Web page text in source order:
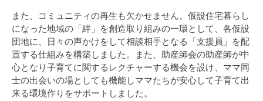
また、コミュニティの再生も欠かせません。仮設住宅暮らし
になった地域の「絆」を創造取り組みの一環として、各仮設
団地に、日々の声かけをして相談相手となる「支援員」を配
置する仕組みを構築しました。また、助産師会の助産師が中
心となり子育てに関するレクチャーする機会を設け、ママ同
士の出会いの場としても機能しママたちが安心して子育て出
来る環境作りをサポートしました。